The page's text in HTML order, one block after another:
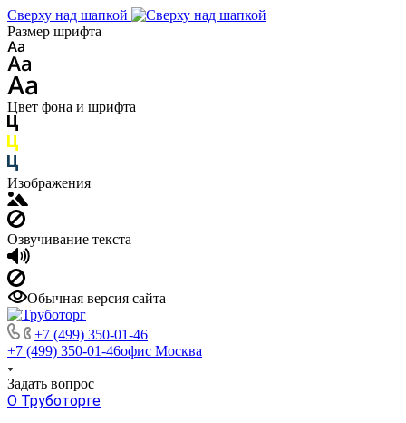
Сверху над шапкой
Размер шрифта
Цвет фона и шрифта
Изображения
Озвучивание текста
Обычная версия сайта
+7 (499) 350-01-46
+7 (499) 350-01-46офис Москва
Задать вопрос
О Труботорге